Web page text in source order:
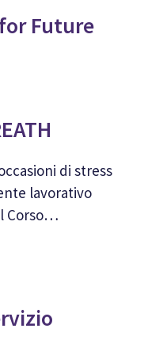
Future
di stress
lavorativo
Corso…